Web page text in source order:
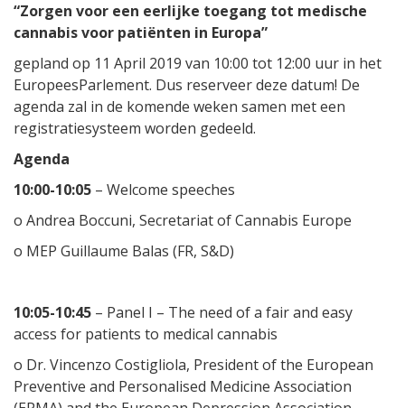
“Zorgen voor een eerlijke toegang tot medische
cannabis voor patiënten in Europa”
gepland op 11 April 2019 van 10:00 tot 12:00 uur in het
EuropeesParlement. Dus reserveer deze datum! De
agenda zal in de komende weken samen met een
registratiesysteem worden gedeeld.
Agenda
10:00-10:05 – Welcome speeches
o Andrea Boccuni, Secretariat of Cannabis Europe
o MEP Guillaume Balas (FR, S&D)
10:05-10:45 – Panel I – The need of a fair and easy
access for patients to medical cannabis
o Dr. Vincenzo Costigliola, President of the European
Preventive and Personalised Medicine Association